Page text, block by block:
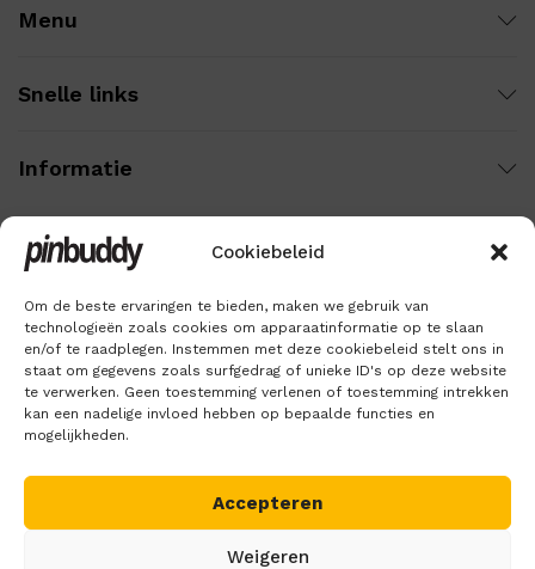
Cookiebeleid
Om de beste ervaringen te bieden, maken we gebruik van
technologieën zoals cookies om apparaatinformatie op te slaan
en/of te raadplegen. Instemmen met deze cookiebeleid stelt ons in
staat om gegevens zoals surfgedrag of unieke ID's op deze website
te verwerken. Geen toestemming verlenen of toestemming intrekken
kan een nadelige invloed hebben op bepaalde functies en
mogelijkheden.
Accepteren
Weigeren
Menu
Snelle links
Informatie